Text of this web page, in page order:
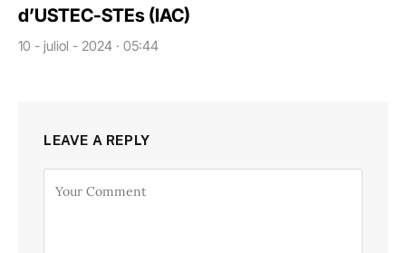
d’USTEC-STEs (IAC)
10 - juliol - 2024 · 05:44
LEAVE A REPLY